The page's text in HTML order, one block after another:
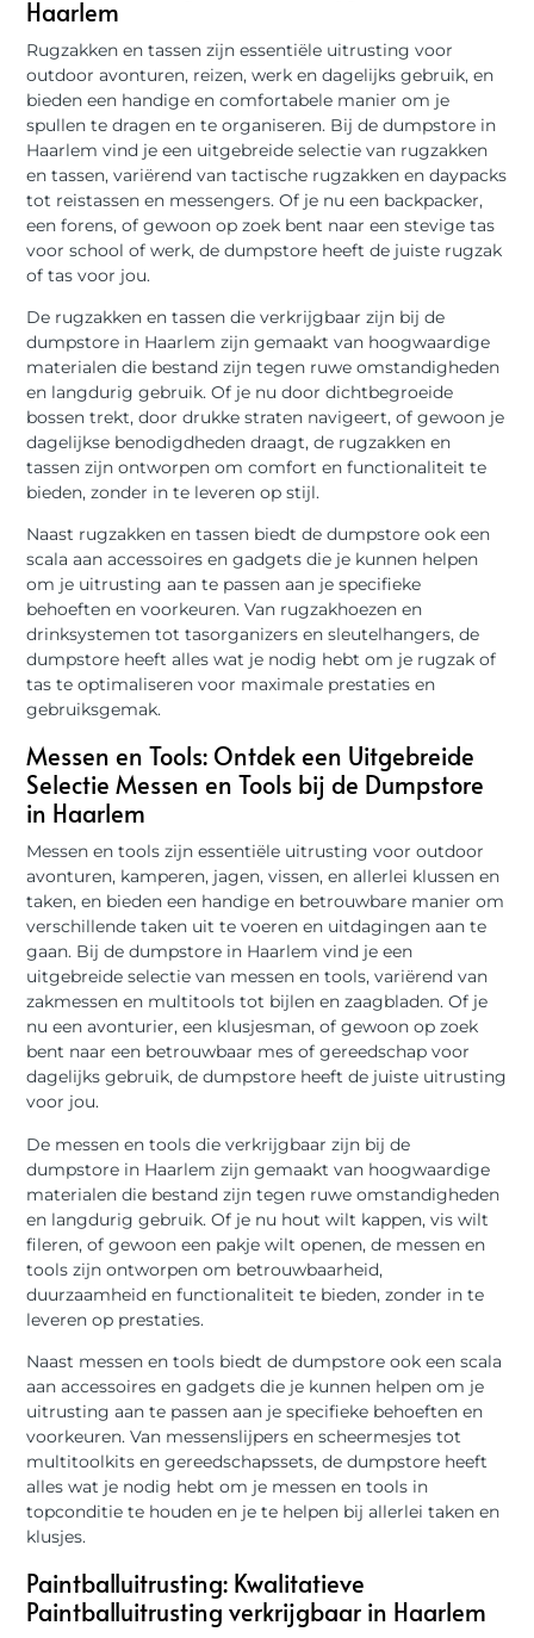
Haarlem
Rugzakken en tassen zijn essentiële uitrusting voor
outdoor avonturen, reizen, werk en dagelijks gebruik, en
bieden een handige en comfortabele manier om je
spullen te dragen en te organiseren. Bij de dumpstore in
Haarlem vind je een uitgebreide selectie van rugzakken
en tassen, variërend van tactische rugzakken en daypacks
tot reistassen en messengers. Of je nu een backpacker,
een forens, of gewoon op zoek bent naar een stevige tas
voor school of werk, de dumpstore heeft de juiste rugzak
of tas voor jou.
De rugzakken en tassen die verkrijgbaar zijn bij de
dumpstore in Haarlem zijn gemaakt van hoogwaardige
materialen die bestand zijn tegen ruwe omstandigheden
en langdurig gebruik. Of je nu door dichtbegroeide
bossen trekt, door drukke straten navigeert, of gewoon je
dagelijkse benodigdheden draagt, de rugzakken en
tassen zijn ontworpen om comfort en functionaliteit te
bieden, zonder in te leveren op stijl.
Naast rugzakken en tassen biedt de dumpstore ook een
scala aan accessoires en gadgets die je kunnen helpen
om je uitrusting aan te passen aan je specifieke
behoeften en voorkeuren. Van rugzakhoezen en
drinksystemen tot tasorganizers en sleutelhangers, de
dumpstore heeft alles wat je nodig hebt om je rugzak of
tas te optimaliseren voor maximale prestaties en
gebruiksgemak.
Messen en Tools: Ontdek een Uitgebreide
Selectie Messen en Tools bij de Dumpstore
in Haarlem
Messen en tools zijn essentiële uitrusting voor outdoor
avonturen, kamperen, jagen, vissen, en allerlei klussen en
taken, en bieden een handige en betrouwbare manier om
verschillende taken uit te voeren en uitdagingen aan te
gaan. Bij de dumpstore in Haarlem vind je een
uitgebreide selectie van messen en tools, variërend van
zakmessen en multitools tot bijlen en zaagbladen. Of je
nu een avonturier, een klusjesman, of gewoon op zoek
bent naar een betrouwbaar mes of gereedschap voor
dagelijks gebruik, de dumpstore heeft de juiste uitrusting
voor jou.
De messen en tools die verkrijgbaar zijn bij de
dumpstore in Haarlem zijn gemaakt van hoogwaardige
materialen die bestand zijn tegen ruwe omstandigheden
en langdurig gebruik. Of je nu hout wilt kappen, vis wilt
fileren, of gewoon een pakje wilt openen, de messen en
tools zijn ontworpen om betrouwbaarheid,
duurzaamheid en functionaliteit te bieden, zonder in te
leveren op prestaties.
Naast messen en tools biedt de dumpstore ook een scala
aan accessoires en gadgets die je kunnen helpen om je
uitrusting aan te passen aan je specifieke behoeften en
voorkeuren. Van messenslijpers en scheermesjes tot
multitoolkits en gereedschapssets, de dumpstore heeft
alles wat je nodig hebt om je messen en tools in
topconditie te houden en je te helpen bij allerlei taken en
klusjes.
Paintballuitrusting: Kwalitatieve
Paintballuitrusting verkrijgbaar in Haarlem